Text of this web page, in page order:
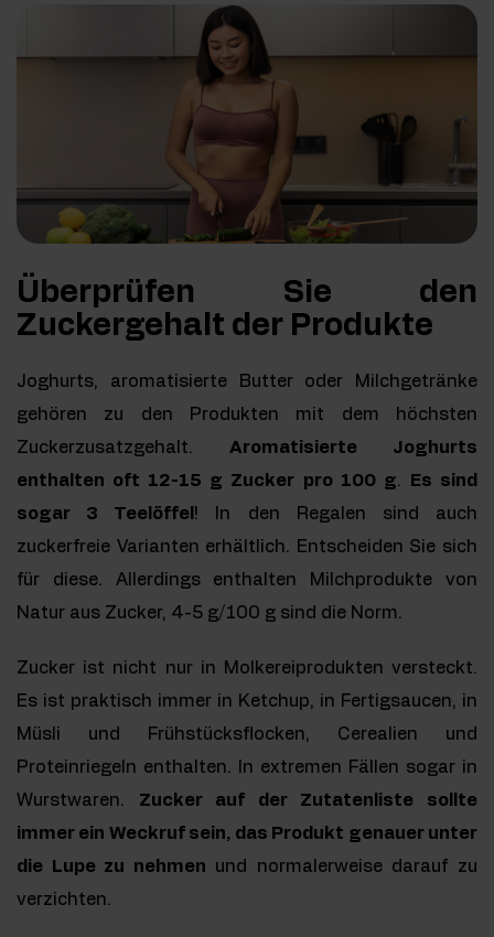
Überprüfen Sie den
Zuckergehalt der Produkte
Joghurts, aromatisierte Butter oder Milchgetränke
gehören zu den Produkten mit dem höchsten
Zuckerzusatzgehalt. Aromatisierte Joghurts
enthalten oft 12-15 g Zucker pro 100 g.
Es sind
sogar 3 Teelöffel ! In den Regalen sind auch
zuckerfreie Varianten erhältlich. Entscheiden Sie sich
für diese. Allerdings enthalten Milchprodukte von
Natur aus Zucker, 4-5 g/100 g sind die Norm.
Zucker ist nicht nur in Molkereiprodukten versteckt.
Es ist praktisch immer in Ketchup, in Fertigsaucen, in
Müsli und Frühstücksflocken, Cerealien und
Proteinriegeln enthalten. In extremen Fällen sogar in
Wurstwaren. Zucker auf der Zutatenliste sollte
immer ein Weckruf sein, das Produkt genauer unter
die Lupe zu nehmen und normalerweise darauf zu
verzichten.